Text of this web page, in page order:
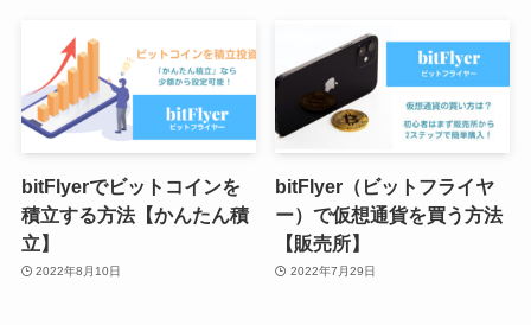
bitFlyerでビットコインを
積立する方法【かんたん積
立】
2022年8月10日
bitFlyer（ビットフライヤ
ー）で仮想通貨を買う方法
【販売所】
2022年7月29日